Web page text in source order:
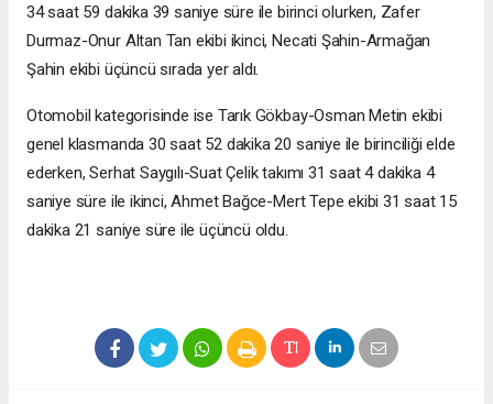
34 saat 59 dakika 39 saniye süre ile birinci olurken, Zafer
Durmaz-Onur Altan Tan ekibi ikinci, Necati Şahin-Armağan
Şahin ekibi üçüncü sırada yer aldı.
Otomobil kategorisinde ise Tarık Gökbay-Osman Metin ekibi
genel klasmanda 30 saat 52 dakika 20 saniye ile birinciliği elde
ederken, Serhat Saygılı-Suat Çelik takımı 31 saat 4 dakika 4
saniye süre ile ikinci, Ahmet Bağce-Mert Tepe ekibi 31 saat 15
dakika 21 saniye süre ile üçüncü oldu.